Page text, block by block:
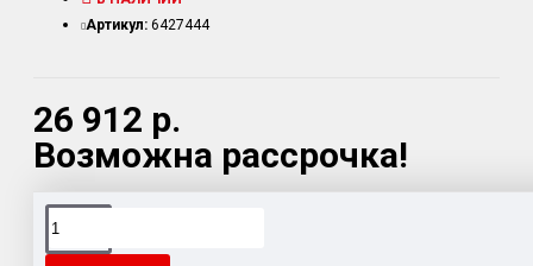
26 912 р.
Возможна рассрочка!
Артикул: 6427444
Доставка товара по всему Таможенному союзу.